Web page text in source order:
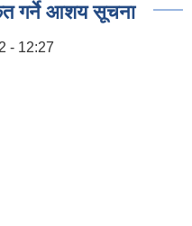
गर्ने आशय सूचना
- 12:27